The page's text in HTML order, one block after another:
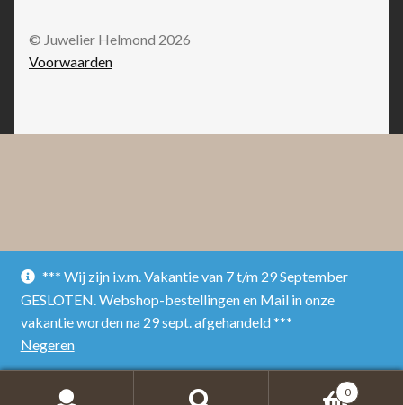
*** Wij zijn i.v.m. Vakantie van 7 t/m 29 September
GESLOTEN. Webshop-bestellingen en Mail in onze
vakantie worden na 29 sept. afgehandeld ***
Negeren
© Juwelier Helmond 2026
Voorwaarden
0